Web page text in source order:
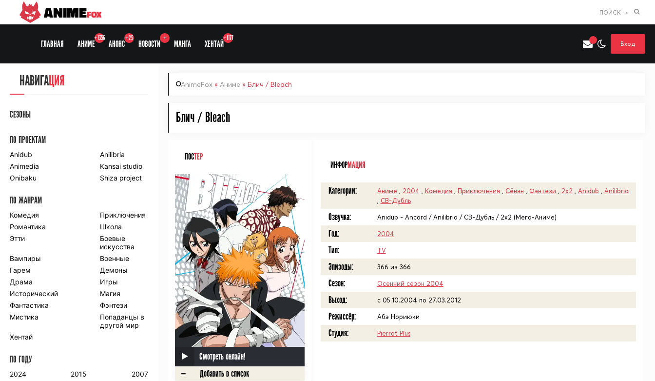
ANIMEFOX ПОИСК ->
ГЛАВНАЯ АНИМЕ
+1356
АНОНС
+25
НОВОСТИ
+
МАНГА ХЕНТАЙ
+1177
Вход
AnimeFox » Аниме » Блич / Bleach
Блич / Bleach
ПОСТЕР
Смотреть онлайн!
ИНФОРМАЦИЯ
Категории: Аниме 2004 Комедия Приключения Сёнэн Фэнтези 2x2 Anidub
Anilibria
СВ-Дубль
Озвучка: Anidub - Ancord / Anilibria / СВ-Дубль / 2x2 (Мега-Аниме)
Год: 2004
Тип: TV
Эпизоды: 366 из 366
Сезон: Осенний сезон 2004
Выход: c 05.10.2004 по 27.03.2012
Режиссёр: Абэ Нориюки
Студия: Pierrot Plus
НАВИГАЦИЯ
СЕЗОНЫ
ПО ПРОЕКТАМ
Anidub
Anilibria
Animedia
Kansai studio
Onibaku
Shiza project
ПО ЖАНРАМ
Комедия
Приключения
Романтика
Школа
Этти
Боевые
искусства
Вампиры
Военные
Гарем
Демоны
Драма
Игры
Исторический
Магия
Фантастика
Фэнтези
Мистика
Попаданцы в
другой мир
Хентай
ПО ГОДУ
2024
2015
2007